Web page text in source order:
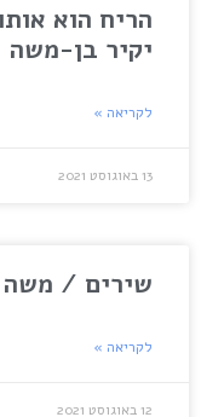
הריח הוא
יקיר בן-משה
לקריאה »
13 באוגוסט 2021
שירים / משה
לקריאה »
12 באוגוסט 2021